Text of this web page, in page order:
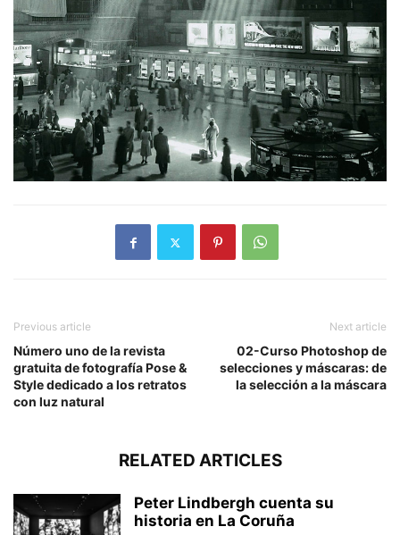
Previous article
Número uno de la revista
gratuita de fotografía Pose &
Style dedicado a los retratos
con luz natural
Next article
02-Curso Photoshop de
selecciones y máscaras: de
la selección a la máscara
RELATED ARTICLES
Peter Lindbergh cuenta su
historia en La Coruña